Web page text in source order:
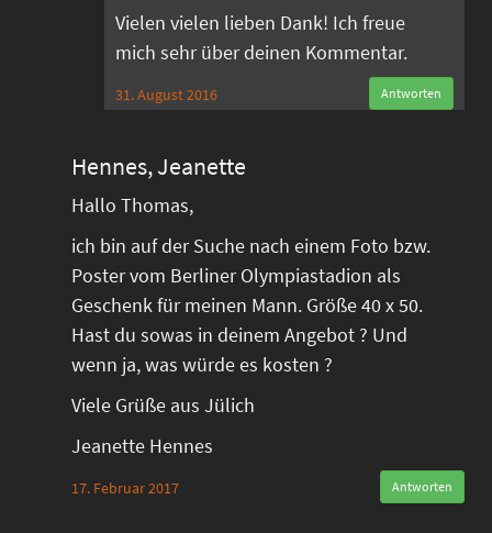
Vielen vielen lieben Dank! Ich freue
mich sehr über deinen Kommentar.
31. August 2016 Antworten
Hennes, Jeanette
Hallo Thomas,
ich bin auf der Suche nach einem Foto bzw.
Poster vom Berliner Olympiastadion als
Geschenk für meinen Mann. Größe 40 x 50.
Hast du sowas in deinem Angebot ? Und
wenn ja, was würde es kosten ?
Viele Grüße aus Jülich
Jeanette Hennes
17. Februar 2017 Antworten